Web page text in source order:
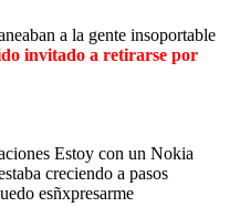
a la gente insoportable
invitado a retirarse por
Estoy con un Nokia
creciendo a pasos
esñxpresarme